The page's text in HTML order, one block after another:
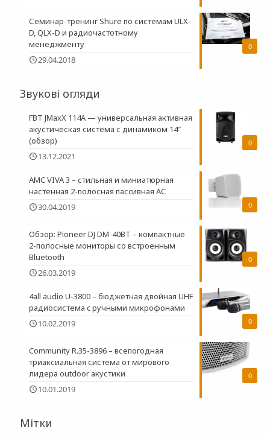
0
Семинар-тренинг Shure по системам ULX-
D, QLX-D и радиочастотному
менеджменту
29.04.2018
Звукові огляди
0
FBT JMaxX 114A — универсальная активная
акустическая система с динамиком 14″
(обзор)
13.12.2021
0
AMC VIVA 3 – стильная и миниатюрная
настенная 2-полосная пасcивная АС
30.04.2019
0
Обзор: Pioneer DJ DM-40BT – компактные
2-полосные мониторы со встроенным
Bluetooth
26.03.2019
0
4all audio U-3800 – бюджетная двойная UHF
радиосистема c ручными микрофонами
10.02.2019
0
Community R.35-3896 – всепогодная
триаксиальная система от мирового
лидера outdoor акустики
10.01.2019
Мітки